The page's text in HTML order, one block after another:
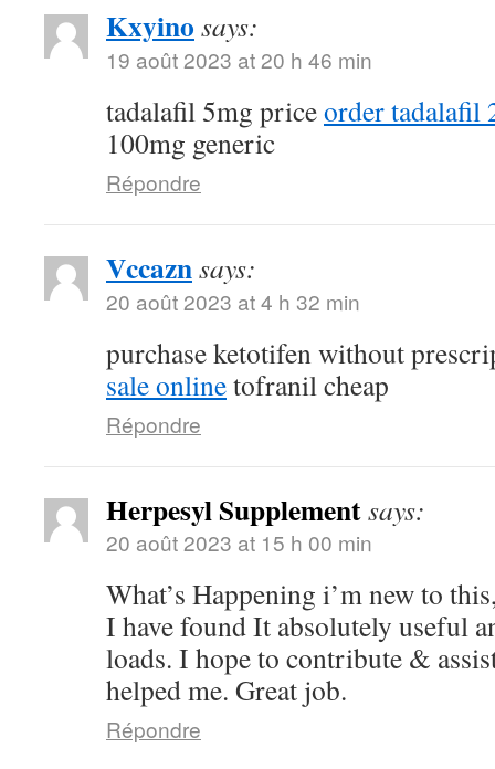
Kxyino says:
19 août 2023 at 20 h 46 min
tadalafil 5mg priceorder tadalafil
100mg generic
Répondre
Vccaznsays:
20 août 2023 at 4 h 32 min
purchase ketotifen without
sale onlinetofranil cheap
Répondre
Herpesyl Supplementsays:
20 août 2023 at 15 h 00 min
What’s Happening i’m new to
I have found It absolutely useful
loads. I hope to contribute &
helped me. Great job.
Répondre